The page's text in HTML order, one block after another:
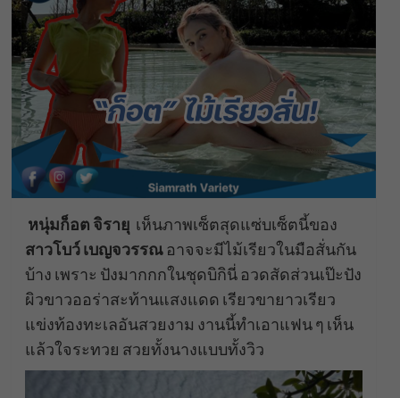
หนุ่มก็อต จิรายุ เห็นภาพเซ็ตสุดแซ่บเซ็ตนี้ของ
สาวโบว์ เบญจวรรณ อาจจะมีไม้เรียวในมือสั่นกัน
บ้าง เพราะ ปังมากกกในชุดบิกินี่ อวดสัดส่วนเป๊ะปัง
ผิวขาวออร่าสะท้านแสงแดด เรียวขายาวเรียว
แข่งท้องทะเลอันสวยงาม งานนี้ทำเอาแฟน ๆ เห็น
แล้วใจระทวย สวยทั้งนางแบบทั้งวิว